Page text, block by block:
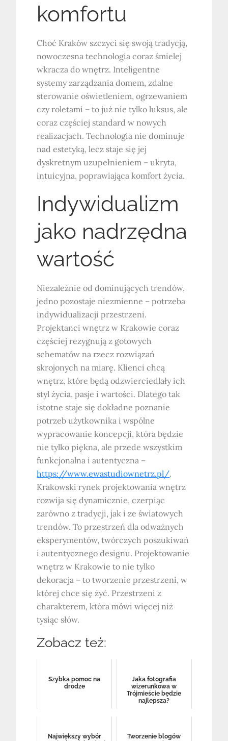
komfortu
Choć Kraków szczyci się swoją tradycją,
nowoczesna technologia coraz śmielej
wkracza do wnętrz. Inteligentne
systemy zarządzania domem, zdalne
sterowanie oświetleniem, ogrzewaniem
czy roletami – to już nie tylko luksus, ale
coraz częściej standard w nowych
realizacjach. Technologia nie dominuje
nad estetyką, lecz staje się jej
dyskretnym uzupełnieniem – ukryta,
intuicyjna, poprawiająca komfort życia.
Indywidualizm
jako nadrzędna
wartość
Niezależnie od dominujących trendów,
jedno pozostaje niezmienne – potrzeba
indywidualizacji przestrzeni.
Projektanci wnętrz w Krakowie coraz
częściej rezygnują z gotowych
schematów na rzecz rozwiązań
skrojonych na miarę. Klienci chcą
wnętrz, które będą odzwierciedlały ich
styl życia, pasje i wartości. Dlatego tak
istotne staje się dokładne poznanie
potrzeb użytkownika i wspólne
wypracowanie koncepcji, która będzie
nie tylko piękna, ale przede wszystkim
funkcjonalna i autentyczna –
https://www.ewastudiownetrz.pl/.
Krakowski rynek projektowania wnętrz
rozwija się dynamicznie, czerpiąc
zarówno z tradycji, jak i ze światowych
trendów. To przestrzeń dla odważnych
eksperymentów, twórczych poszukiwań
i autentycznego designu. Projektowanie
wnętrz w Krakowie to nie tylko
dekoracja – to tworzenie przestrzeni, w
której chce się żyć. Przestrzeni z
charakterem, która mówi więcej niż
tysiąc słów.
Zobacz też:
Szybka pomoc na
drodze
Jaka fotografia
wizerunkowa w
Trójmieście będzie
najlepsza?
Największy wybór
Tworzenie blogów